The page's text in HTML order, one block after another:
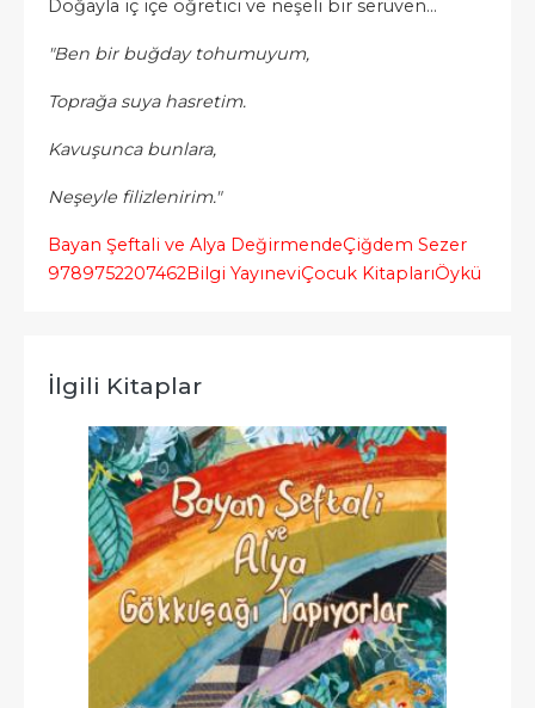
Doğayla iç içe öğretici ve neşeli bir serüven…
"Ben bir buğday tohumuyum,
Toprağa suya hasretim.
Kavuşunca bunlara,
Neşeyle filizlenirim."
Bayan Şeftali ve Alya DeğirmendeÇiğdem Sezer
9789752207462Bilgi YayıneviÇocuk KitaplarıÖykü
İlgili Kitaplar